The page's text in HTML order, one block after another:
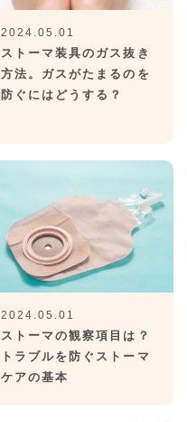
2024.05.01
ストーマ装具のガス抜き
方法。ガスがたまるのを
防ぐにはどうする？
2024.05.01
ストーマの観察項目は？
トラブルを防ぐストーマ
ケアの基本